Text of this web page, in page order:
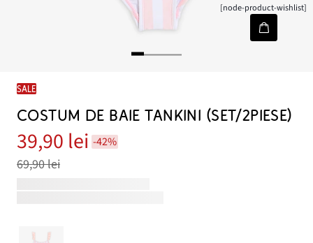
[node-product-wishlist]
SALE
COSTUM DE BAIE TANKINI (SET/2PIESE)
39,90 lei -42%
69,90 lei